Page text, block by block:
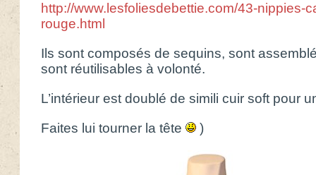
http://www.lesfoliesdebettie.com/43-nippies-
rouge.html
Ils sont composés de sequins, sont
sont réutilisables à volonté.
L’intérieur est doublé de simili cuir soft pour
Faites lui tourner la tête
)